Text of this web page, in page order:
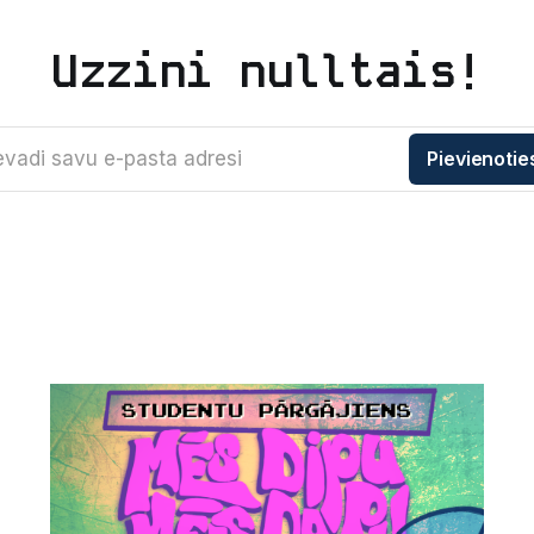
Uzzini nulltais!
savu e-pasta adresi